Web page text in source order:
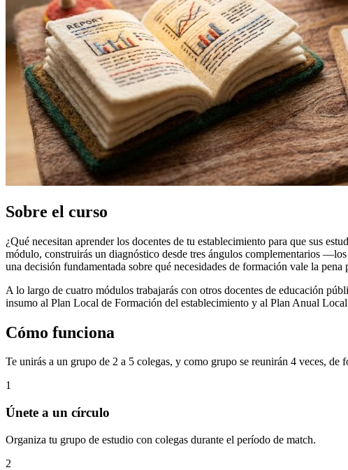
Sobre el curso
¿Qué necesitan aprender los docentes de tu establecimiento para que sus
módulo, construirás un diagnóstico desde tres ángulos complementarios
una decisión fundamentada sobre qué necesidades de formación vale la pena
A lo largo de cuatro módulos trabajarás con otros docentes de educación
insumo al Plan Local de Formación del establecimiento y al Plan Anual
Cómo funciona
Te unirás a un grupo de 2 a 5 colegas, y como grupo se reunirán 4 veces, de
1
Únete a un círculo
Organiza tu grupo de estudio con colegas durante el período de match.
2